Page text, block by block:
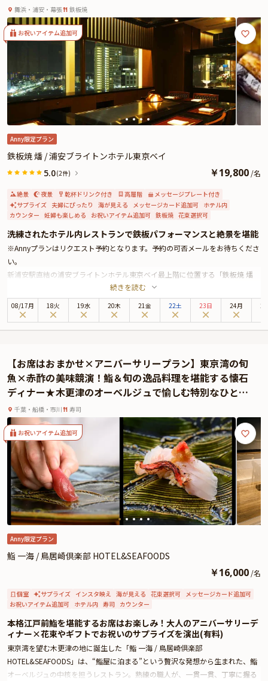
わり、記念日にふさわしい充実の内容。乾杯にはスパークリングワインを含む
フリーフローが用意され、華やかな時間をより一層引き立てます。食後にはメ
ッセージ付きプレートも登場し、想いを伝えるサプライズ演出も叶います。
景色・料理・おもてなしが調和する「海辺の食堂 玉かがり」で、忘れられない
アニバーサリーをお過ごしください。
★さらに本プランでは、有料オプションで、アニバーサリーにぴったりな花
束・ギフト・カスタマイズ可能なメッセージカードなどをお付けすることが出
来ます。詳しくは本ページ中段の「ワンモアサプライズ」の欄をご覧くださ
ベイ最上階★ホテル内レストランで過ごす至福のアニバ
ーサリー★
舞浜・浦安・幕張 鉄板焼
お祝いアイテム追加可
Anny限定プラン
鉄板焼 燔 / 浦安ブライトンホテル東京ベイ
5.0(2件) ￥19,800 /名
絶景 夜景 乾杯ドリンク付き 高層階
メッセージプレート付き
サプライズ 夫婦にぴったり 海が見える メッセージカード追加可 ホテル内
カウンター 妊婦も楽しめる お祝いアイテム追加可 鉄板焼 花束選択可
洗練されたホテル内レストランで鉄板パフォーマンスと絶景を堪能
※Annyプランはリクエスト予約となります。予約の可否メールをお待ちくださ
い。
新浦安駅直結の浦安ブライトンホテル東京ベイ最上階に位置する「鉄板焼 燔
（ひもろぎ）」。眼下に広がる東京ベイの絶景を楽しみながら、贅沢な鉄板焼
きのひとときを過ごせるレストランです。
お祝いの特別な日にふさわしい平日限定のディナーコース『満月』では、料理
また、ご案内するカウンター席からは広がる東京ベイの夜景を楽しみながら、
贅沢なひとときをお過ごしいただけます。お二人の記念日を祝う乾杯シャンパ
ンや特製アニバーサリープレートもご用意され、写真映えするデザインが特別
な瞬間をさらに引き立てます。
大切な方との特別な時間を、この美しい空間でお祝いするのはいかがでしょう
か。
続きを読む
08/17月 18火 19水 20木 21金 22土 23日 24月
【お席はおまかせ×アニバーサリープラン】東京湾の旬
魚×赤酢の美味競演！鮨＆旬の逸品料理を堪能する懐石
ディナー★木更津のオーベルジュで愉しむ特別なひとと
き千葉・船橋・市川 寿司
お祝いアイテム追加可
Anny限定プラン
鮨 一海 / 鳥居崎倶楽部 HOTEL&SEAFOODS
￥16,000 /名
個室 サプライズ インスタ映え 海が見える 花束選択可 メッセージカード追加可
お祝いアイテム追加可 ホテル内 寿司 カウンター
本格江戸前鮨を堪能するお席はお楽しみ！大人のアニバーサリーデ
ィナー×花束やギフトでお祝いのサプライズを演出(有料)
東京湾を望む木更津の地に誕生した「鮨 一海 / 鳥居崎倶楽部
HOTEL&SEAFOODS」は、“鮨屋に泊まる”という贅沢な発想から生まれた、鮨
オーベルジュの中核を担うレストラン。熟練の職人が、一貫一貫、丁寧に握る